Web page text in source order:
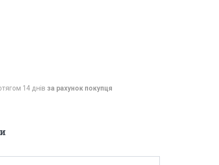
14 днів за рахунок покупця